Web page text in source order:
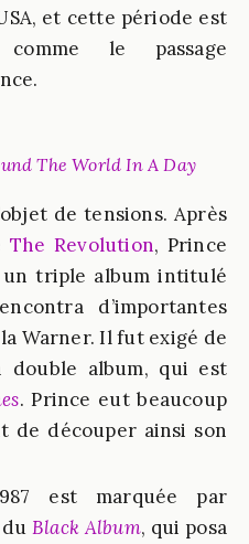
et cette période est
comme le passage
The World In A Day
de tensions. Après
The Revolution, Prince
triple album intitulé
d’importantes
Warner. Il fut exigé de
album, qui est
. Prince eut beaucoup
de découper ainsi son
est marquée par
Black Album, qui posa